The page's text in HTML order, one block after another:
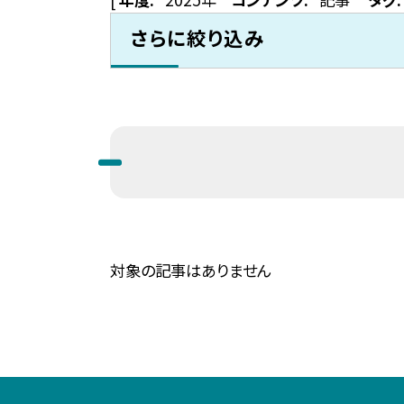
さらに絞り込み
対象の記事はありません